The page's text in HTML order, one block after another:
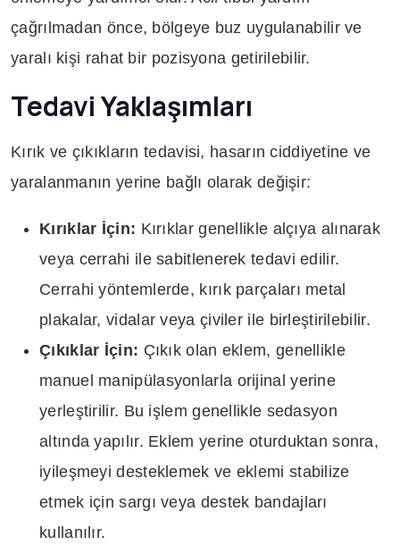
çağrılmadan önce, bölgeye buz uygulanabilir ve
yaralı kişi rahat bir pozisyona getirilebilir.
Tedavi Yaklaşımları
Kırık ve çıkıkların tedavisi, hasarın ciddiyetine ve
yaralanmanın yerine bağlı olarak değişir:
Kırıklar İçin: Kırıklar genellikle alçıya alınarak
veya cerrahi ile sabitlenerek tedavi edilir.
Cerrahi yöntemlerde, kırık parçaları metal
plakalar, vidalar veya çiviler ile birleştirilebilir.
Çıkıklar İçin: Çıkık olan eklem, genellikle
manuel manipülasyonlarla orijinal yerine
yerleştirilir. Bu işlem genellikle sedasyon
altında yapılır. Eklem yerine oturduktan sonra,
iyileşmeyi desteklemek ve eklemi stabilize
etmek için sargı veya destek bandajları
kullanılır.